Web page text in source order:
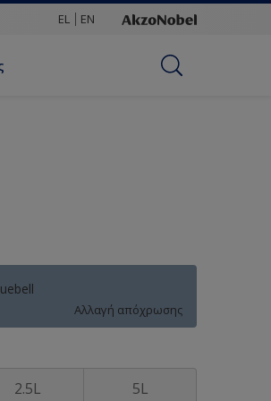
EL EN
Αλλαγή απόχρωσης
2.5L 5L